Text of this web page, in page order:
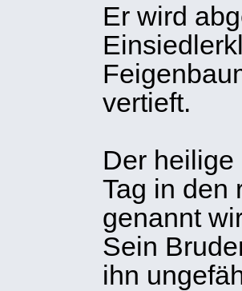
Er wird
vertieft.
Der
Tag in den
genannt
Sein
ihn